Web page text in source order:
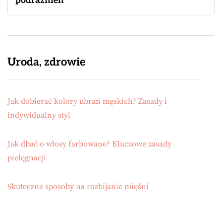
Uroda, zdrowie
Jak dobierać kolory ubrań męskich? Zasady i
indywidualny styl
Jak dbać o włosy farbowane? Kluczowe zasady
pielęgnacji
Skuteczne sposoby na rozbijanie mięśni